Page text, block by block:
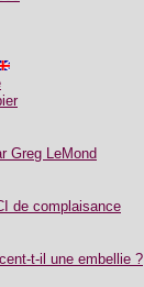
Greg LeMond
de complaisance
t-il une embellie ?